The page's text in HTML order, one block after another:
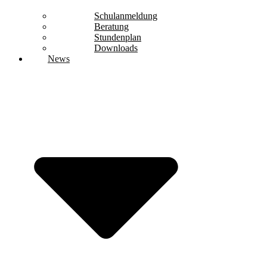
Schulanmeldung
Beratung
Stundenplan
Downloads
News